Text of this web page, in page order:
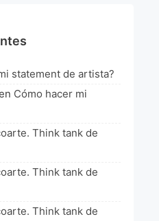
statement de artista?
Cómo hacer mi
Think tank de
Think tank de
Think tank de